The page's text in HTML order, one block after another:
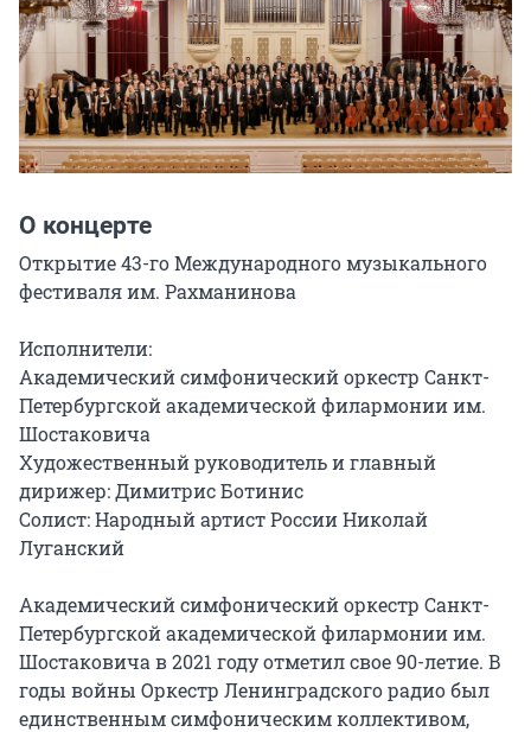
О концерте
Открытие 43-го Международного музыкального
фестиваля им. Рахманинова
Исполнители:
Академический симфонический оркестр Санкт-
Петербургской академической филармонии им.
Шостаковича
Художественный руководитель и главный
дирижер: Димитрис Ботинис
Солист: Народный артист России Николай
Луганский
Академический симфонический оркестр Санкт-
Петербургской академической филармонии им.
Шостаковича в 2021 году отметил свое 90-летие. В
годы войны Оркестр Ленинградского радио был
единственным симфоническим коллективом,